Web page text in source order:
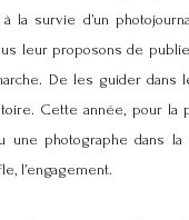
à la survie d’un
leur proposons de
De les guider dans
Cette année, pour
une photographe dans
l’engagement.